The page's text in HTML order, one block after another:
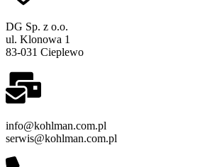
DG Sp. z o.o.
ul. Klonowa 1
83-031 Cieplewo
info@kohlman.com.pl
serwis@kohlman.com.pl